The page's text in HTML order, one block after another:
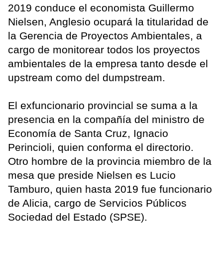
2019 conduce el economista Guillermo
Nielsen, Anglesio ocupará la titularidad de
la Gerencia de Proyectos Ambientales, a
cargo de monitorear todos los proyectos
ambientales de la empresa tanto desde el
upstream como del dumpstream.
El exfuncionario provincial se suma a la
presencia en la compañía del ministro de
Economía de Santa Cruz, Ignacio
Perincioli, quien conforma el directorio.
Otro hombre de la provincia miembro de la
mesa que preside Nielsen es Lucio
Tamburo, quien hasta 2019 fue funcionario
de Alicia, cargo de Servicios Públicos
Sociedad del Estado (SPSE).